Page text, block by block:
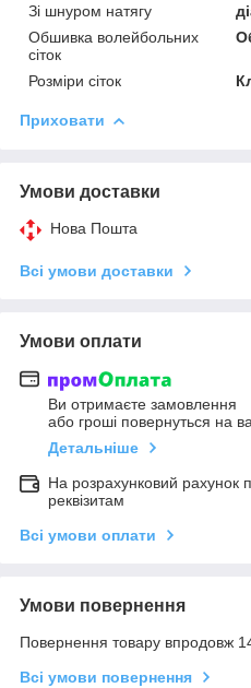
Зі шнуром натягу
Обшивка волейбольних
сіток
Розміри сіток
Приховати
Умови доставки
Нова Пошта
Всі умови доставки
Умови оплати
Ви отримаєте замовлення
або гроші повернуться на
Детальніше
На розрахунковий рахунок
реквізитам
Всі умови оплати
Умови повернення
Повернення товару впродовж
Всі умови повернення